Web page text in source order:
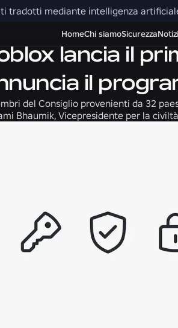
tradotti mediante intelligenza
HomeChi siamoSicurezza
+ Civiltà Notizie
lancia il
il
del Consiglio provenienti da 32
Bhaumik, Vicepresidente per la